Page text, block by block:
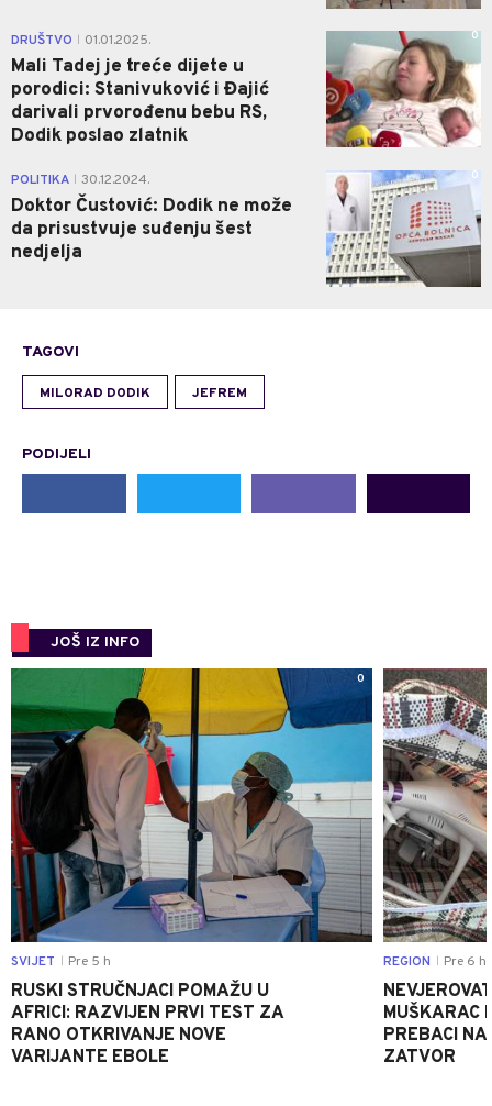
DRUŠTVO 01.01.2025.
Mali Tadej je treće dijete u
porodici: Stanivuković i Đajić
darivali prvorođenu bebu RS,
Dodik poslao zlatnik
0
POLITIKA 30.12.2024.
Doktor Čustović: Dodik ne može
da prisustvuje suđenju šest
nedjelja
0
TAGOVI
MILORAD DODIK JEFREM
PODIJELI
JOŠ IZ INFO
0
SVIJET Pre 5 h
RUSKI STRUČNJACI POMAŽU U
AFRICI: RAZVIJEN PRVI TEST ZA
RANO OTKRIVANJE NOVE
VARIJANTE EBOLE
REGION Pre 6 h
MUŠKARAC
PREBACI
ZATVOR